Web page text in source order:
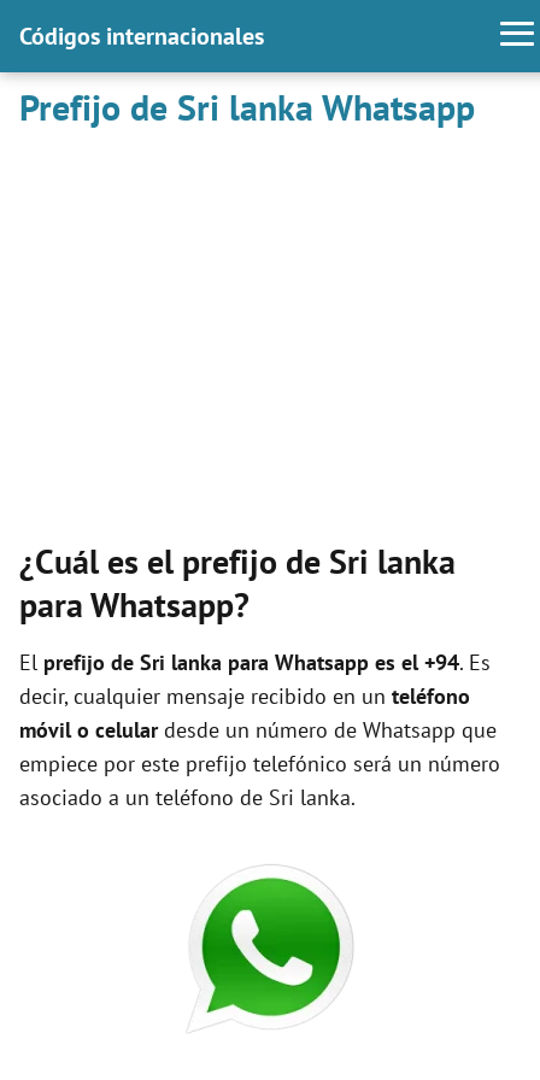
Códigos internacionales
Prefijo de Sri lanka Whatsapp
¿Cuál es el prefijo de Sri lanka
para Whatsapp?
El prefijo de Sri lanka para Whatsapp es el +94. Es
decir, cualquier mensaje recibido en un teléfono
móvil o celulardesde un número de Whatsapp que
empiece por este prefijo telefónico será un número
asociado a un teléfono de Sri lanka.